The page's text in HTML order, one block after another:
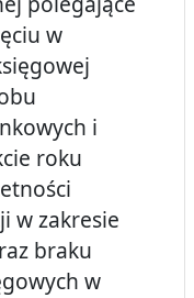
w
i
roku
w zakresie
braku
w